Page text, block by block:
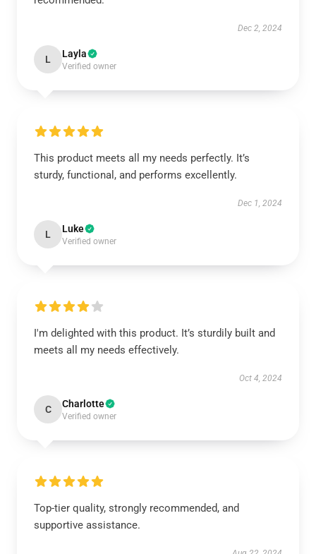
Dec 2, 2024
L Layla
Verified owner
This product meets all my needs perfectly. It’s
sturdy, functional, and performs excellently.
Dec 1, 2024
L Luke
Verified owner
I'm delighted with this product. It’s sturdily built and
meets all my needs effectively.
Oct 4, 2024
C Charlotte
Verified owner
Top-tier quality, strongly recommended, and
supportive assistance.